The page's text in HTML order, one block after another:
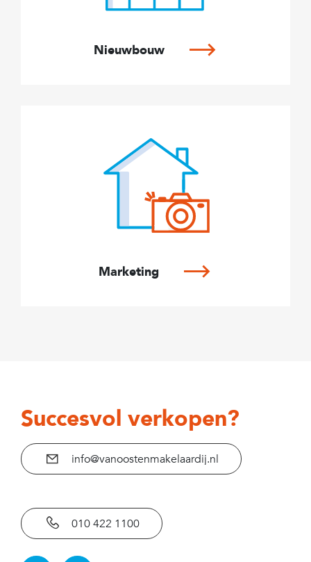
Nieuwbouw
Marketing
Succesvol verkopen?
info@vanoostenmakelaardij.nl
010 422 1100